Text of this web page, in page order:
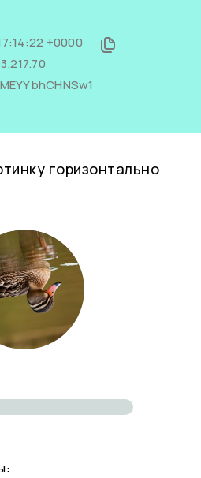
+0000
MEYYbhCHNSw1
горизонтально